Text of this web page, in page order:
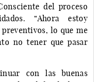
del proceso
“Ahora estoy
lo que me
no tener que pasar
con las buenas